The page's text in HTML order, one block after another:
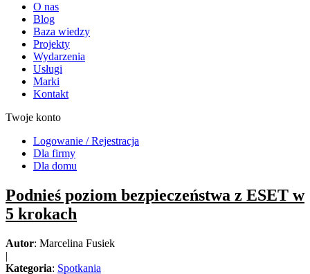
O nas
Blog
Baza wiedzy
Projekty
Wydarzenia
Usługi
Marki
Kontakt
Twoje konto
Logowanie / Rejestracja
Dla firmy
Dla domu
Podnieś poziom bezpieczeństwa z ESET w
5 krokach
Autor: Marcelina Fusiek
|
Kategoria: Spotkania